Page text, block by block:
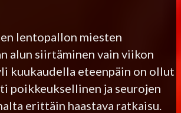
lentopallon miesten
alun siirtäminen vain viikon
kuukaudella eteenpäin on ollut
poikkeuksellinen ja seurojen
erittäin haastava ratkaisu.